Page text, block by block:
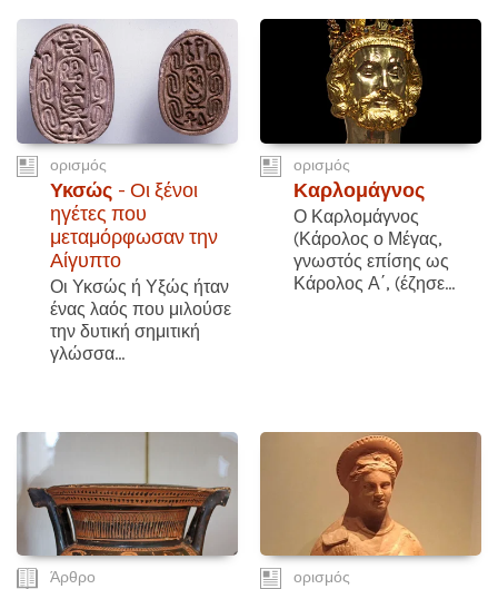
ορισμός
Υκσώς - Οι ξένοι
ηγέτες που
μεταμόρφωσαν την
Αίγυπτο
Οι Υκσώς ή Υξώς ήταν
ένας λαός που μιλούσε
την δυτική σημιτική
γλώσσα...
ορισμός
Καρλομάγνος
Ο Καρλομάγνος
(Κάρολος ο Μέγας,
γνωστός επίσης ως
Κάρολος Α΄, (έζησε...
Άρθρο ορισμός